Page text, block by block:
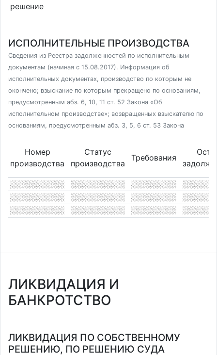
решение
ИСПОЛНИТЕЛЬНЫЕ ПРОИЗВОДСТВА
Сведения из Реестра задолженностей по исполнительным
документам (начиная с 15.08.2017). Информация об
исполнительных документах, производство по которым не
окончено; взыскание по которым прекращено по основаниям,
предусмотренным абз. 6, 10, 11 ст. 52 Закона «Об
исполнительном производстве»; возвращенных взыскателю по
основаниям, предусмотренным абз. 3, 5, 6 ст. 53 Закона
Номер
производства
Статус
производства
Требования
ЛИКВИДАЦИЯ И
БАНКРОТСТВО
ЛИКВИДАЦИЯ ПО СОБСТВЕННОМУ
РЕШЕНИЮ, ПО РЕШЕНИЮ СУДА